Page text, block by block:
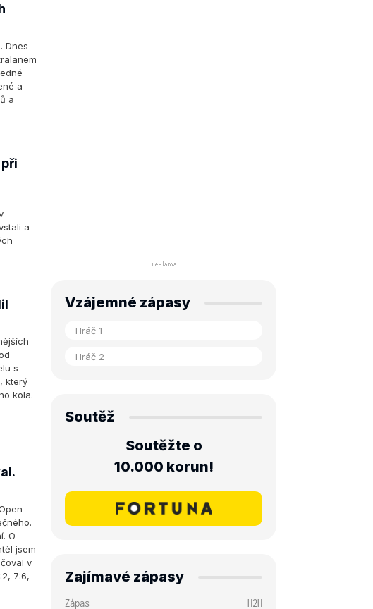
Dnes
a
a
a
s
který
kola.
O
jsem
v
7:6,
Vzájemné zápasy
Soutěž
Soutěžte o
10.000 korun!
Zajímavé zápasy
Zápas
H2H